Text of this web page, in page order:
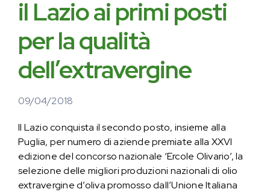
il Lazio ai primi posti
per la qualità
dell’extravergine
09/04/2018
Il Lazio conquista il secondo posto, insieme alla
Puglia, per numero di aziende premiate alla XXVI
edizione del concorso nazionale ‘Ercole Olivario’, la
selezione delle migliori produzioni nazionali di olio
extravergine d’oliva promosso dall’Unione Italiana